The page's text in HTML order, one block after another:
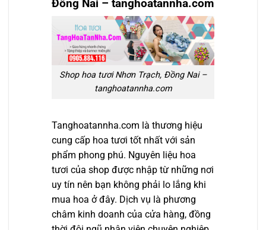
Đồng Nai – tanghoatannha.com
Shop hoa tươi Nhơn Trạch, Đồng Nai –
tanghoatannha.com
Tanghoatannha.com là thương hiệu
cung cấp hoa tươi tốt nhất với sản
phẩm phong phú. Nguyên liệu hoa
tươi của shop được nhập từ những nơi
uy tín nên bạn không phải lo lắng khi
mua hoa ở đây. Dịch vụ là phương
châm kinh doanh của cửa hàng, đồng